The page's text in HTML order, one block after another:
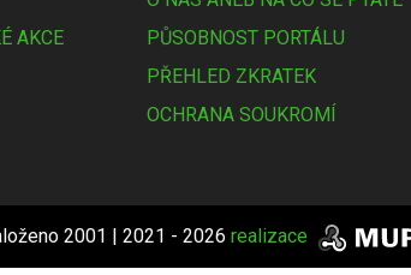
AKCE
PŮSOBNOST PORTÁLU
PŘEHLED ZKRATEK
OCHRANA SOUKROMÍ
2001 | 2021 - 2026 realizace